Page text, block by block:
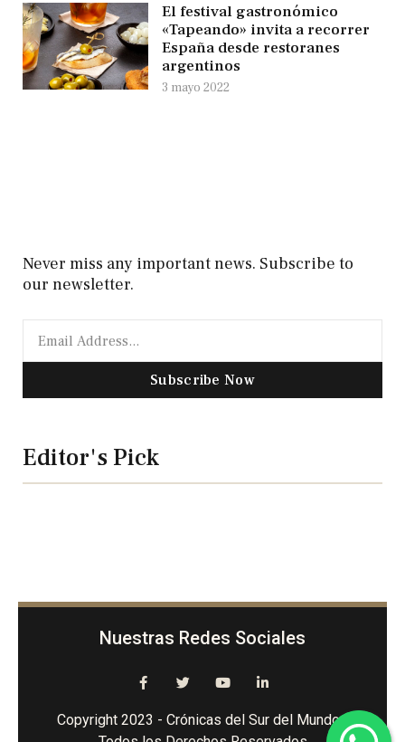
El festival gastronómico
«Tapeando» invita a recorrer
España desde restoranes
argentinos
3 mayo 2022
Never miss any important news. Subscribe to
our newsletter.
Subscribe Now
Editor's Pick
Nuestras Redes Sociales
Copyright 2023 - Crónicas del Sur del Mundo -